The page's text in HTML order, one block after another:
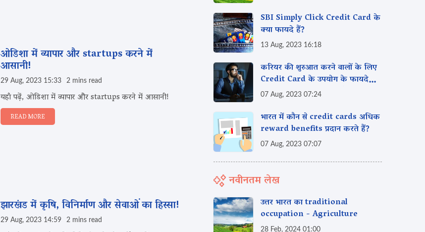
ओडिशा में व्यापार और startups करने में
आसानी!
29 Aug, 2023 15:33 2 mins read
यहाँ पढ़ें, ओडिशा में व्यापार और startups करने में आसानी!
READ MORE
झारखंड में कृषि, विनिर्माण और सेवाओं का हिस्सा!
29 Aug, 2023 14:59 2 mins read
SBI Simply Click Credit Card के
क्या फायदे हैं?
13 Aug, 2023 16:18
करियर की शुरुआत करने वालों के लिए
Credit Card के उपयोग के फायदे
और नुकसान क्या हो सकते हैं?
07 Aug, 2023 07:24
भारत में कौन से credit cards अधिक
reward benefits प्रदान करते हैं?
07 Aug, 2023 07:07
नवीनतम लेख
उत्तर भारत का traditional
occupation - Agriculture
28 Feb, 2024 01:00